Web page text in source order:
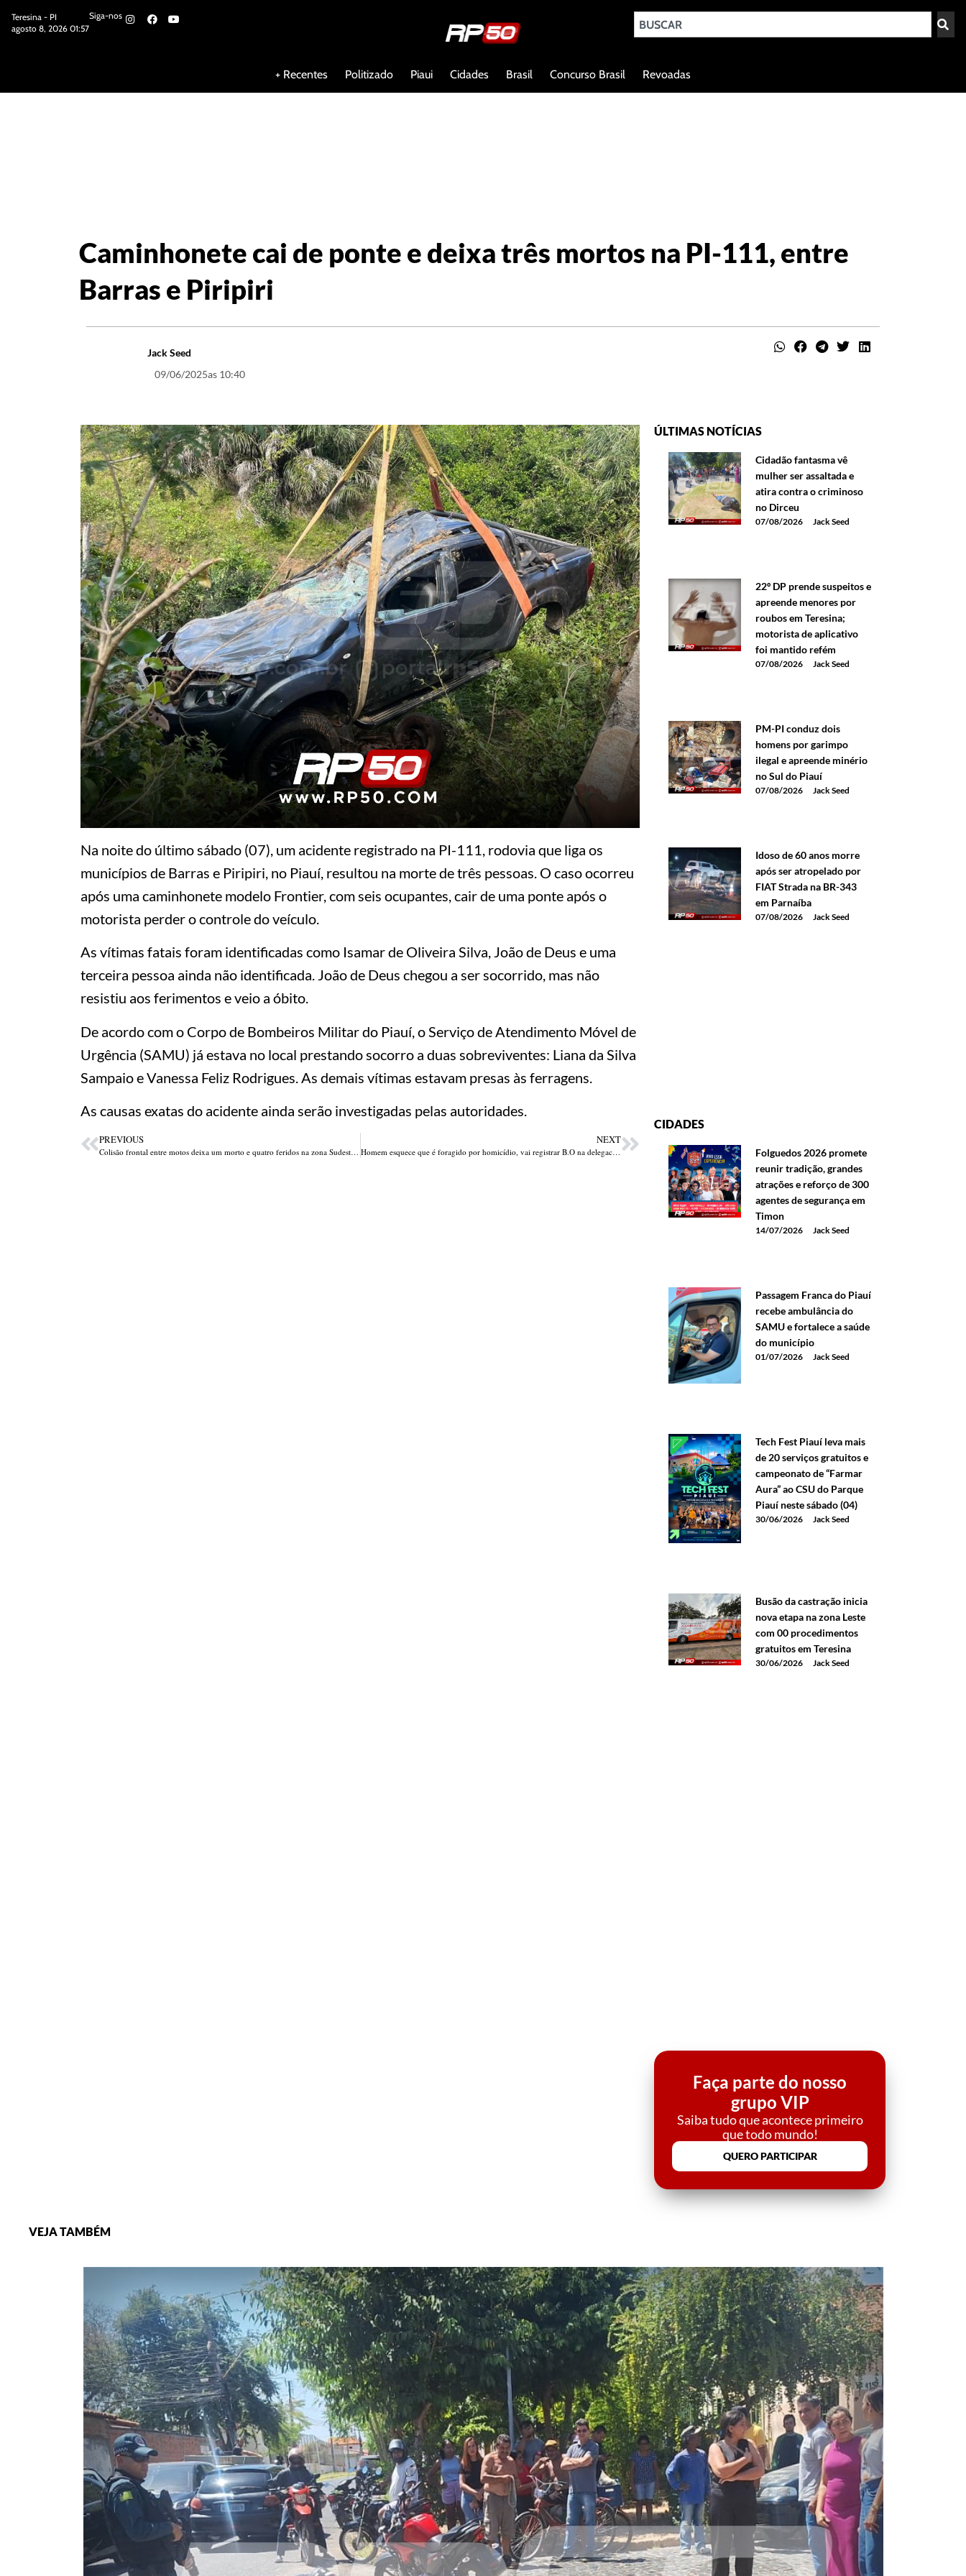
Teresina - PI
agosto 8, 2026 01:57
Siga-nos
+ Recentes Politizado Piaui Cidades Brasil Concurso Brasil Revoadas
Caminhonete cai de ponte e deixa três mortos na PI-111, entre
Barras e Piripiri
Jack Seed
09/06/2025as 10:40
Na noite do último sábado (07), um acidente registrado na PI-111, rodovia que liga os
municípios de Barras e Piripiri, no Piauí, resultou na morte de três pessoas. O caso ocorreu
após uma caminhonete modelo Frontier, com seis ocupantes, cair de uma ponte após o
motorista perder o controle do veículo.
As vítimas fatais foram identificadas como Isamar de Oliveira Silva, João de Deus e uma
terceira pessoa ainda não identificada. João de Deus chegou a ser socorrido, mas não
resistiu aos ferimentos e veio a óbito.
De acordo com o Corpo de Bombeiros Militar do Piauí, o Serviço de Atendimento Móvel de
Urgência (SAMU) já estava no local prestando socorro a duas sobreviventes: Liana da Silva
Sampaio e Vanessa Feliz Rodrigues. As demais vítimas estavam presas às ferragens.
As causas exatas do acidente ainda serão investigadas pelas autoridades.
PREVIOUS
Colisão frontal entre motos deixa um morto e quatro feridos na zona Sudeste d Teresina
NEXT
Homem esquece que é foragido por homicídio, vai registrar B.O na delegacia e fica preso, em Teresina
ÚLTIMAS NOTÍCIAS
Cidadão fantasma vê
mulher ser assaltada e
atira contra o criminoso
no Dirceu
07/08/2026 Jack Seed
22º DP prende suspeitos e
apreende menores por
roubos em Teresina;
motorista de aplicativo
foi mantido refém
07/08/2026 Jack Seed
PM-PI conduz dois
homens por garimpo
ilegal e apreende minério
no Sul do Piauí
07/08/2026 Jack Seed
Idoso de 60 anos morre
após ser atropelado por
FIAT Strada na BR-343
em Parnaíba
07/08/2026 Jack Seed
CIDADES
Folguedos 2026 promete
reunir tradição, grandes
atrações e reforço de 300
agentes de segurança em
Timon
14/07/2026 Jack Seed
Passagem Franca do Piauí
recebe ambulância do
SAMU e fortalece a saúde
do município
01/07/2026 Jack Seed
Tech Fest Piauí leva mais
de 20 serviços gratuitos e
campeonato de “Farmar
Aura” ao CSU do Parque
Piauí neste sábado (04)
30/06/2026 Jack Seed
Busão da castração inicia
nova etapa na zona Leste
com 00 procedimentos
gratuitos em Teresina
30/06/2026 Jack Seed
Faça parte do nosso
grupo VIP
Saiba tudo que acontece primeiro
que todo mundo!
QUERO PARTICIPAR
VEJA TAMBÉM